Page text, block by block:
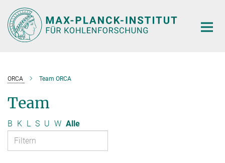
Hauptinhalt
ORCA Team ORCA
Team
B K L S U W Alle